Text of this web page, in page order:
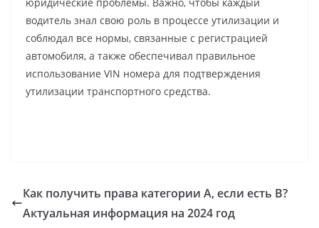
юридические проблемы. Важно, чтобы каждый
водитель знал свою роль в процессе утилизации и
соблюдал все нормы, связанные с регистрацией
автомобиля, а также обеспечивал правильное
использование VIN номера для подтверждения
утилизации транспортного средства.
Как получить права категории А, если есть В?
Актуальная информация на 2024 год